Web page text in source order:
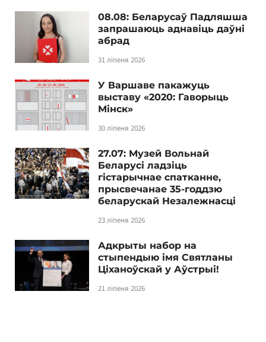
08.08: Беларусаў Падляшша
запрашаюць аднавіць даўні
абрад
31 ліпеня 2026
У Варшаве пакажуць
выставу «2020: Гаворыць
Мінск»
30 ліпеня 2026
27.07: Музей Вольнай
Беларусі ладзіць
гістарычнае спатканне,
прысвечанае 35-годдзю
беларускай Незалежнасці
23 ліпеня 2026
Адкрыты набор на
стыпендыю імя Святланы
Ціханоўскай у Аўстрыі!
21 ліпеня 2026